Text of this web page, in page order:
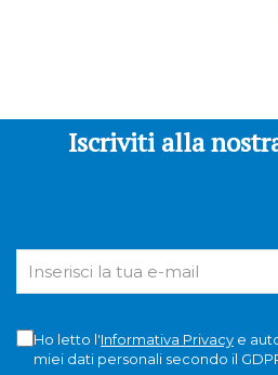
Iscriviti alla
Ho letto l'Informativa Privacye
miei dati personali secondo il